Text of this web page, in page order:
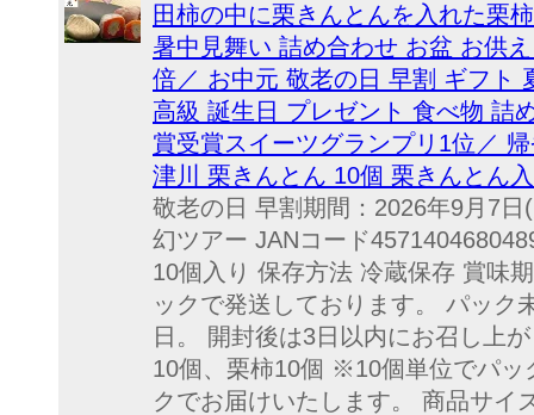
田柿の中に栗きんとんを入れた栗
暑中見舞い 詰め合わせ お盆 お供
倍／ お中元 敬老の日 早割 ギフト
高級 誕生日 プレゼント 食べ物 詰
賞受賞スイーツグランプリ1位／
津川 栗きんとん 10個 栗きんとん
敬老の日 早割期間：2026年9月7
幻ツアー JANコード
10個入り 保存方法 冷蔵保存 賞味
ックで発送しております。 パック
日。 開封後は3日以内にお召し上
10個、栗柿10個 ※10個単位でパッ
クでお届けいたします。 商品サイ